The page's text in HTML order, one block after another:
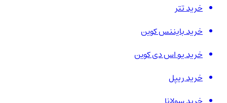
خرید تتر
خرید بایننس کوین
خرید یو اس دی کوین
خرید ریپل